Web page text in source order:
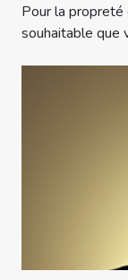
Pour la
souhaitable que